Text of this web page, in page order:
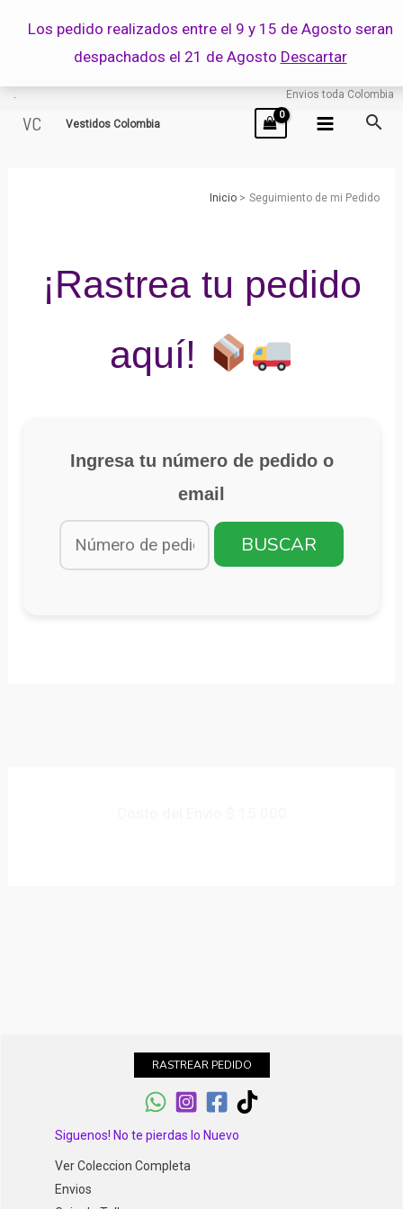
Los pedido realizados entre el 9 y 15 de Agosto seran
despachados el 21 de Agosto Descartar
. Envios toda Colombia
VC Vestidos Colombia
Inicio Seguimiento de mi Pedido
¡Rastrea tu pedido
aquí!
Ingresa tu número de pedido o
email
RASTREAR PEDIDO
Siguenos! No te pierdas lo Nuevo
Ver Coleccion Completa
Envios